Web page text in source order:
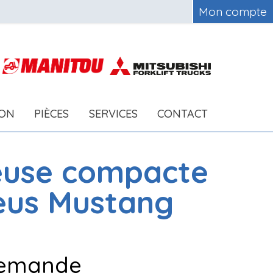
Mon compte
PIÈCES SERVICES CONTACT
compacte
Mustang